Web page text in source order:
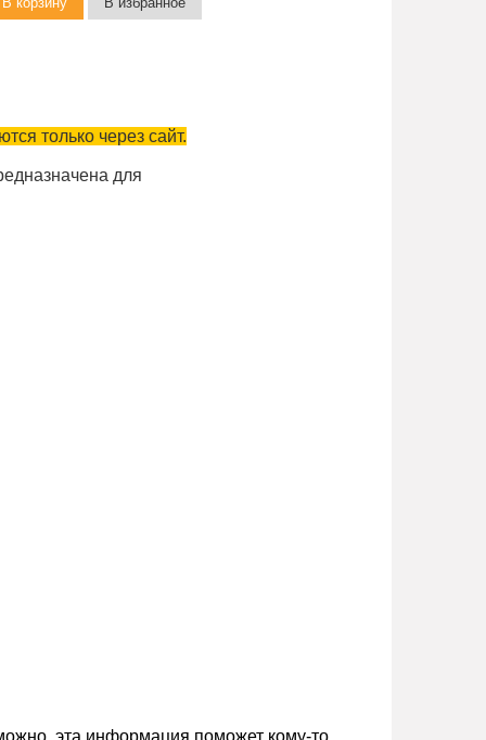
только через сайт.
для
эта информация поможет кому-то